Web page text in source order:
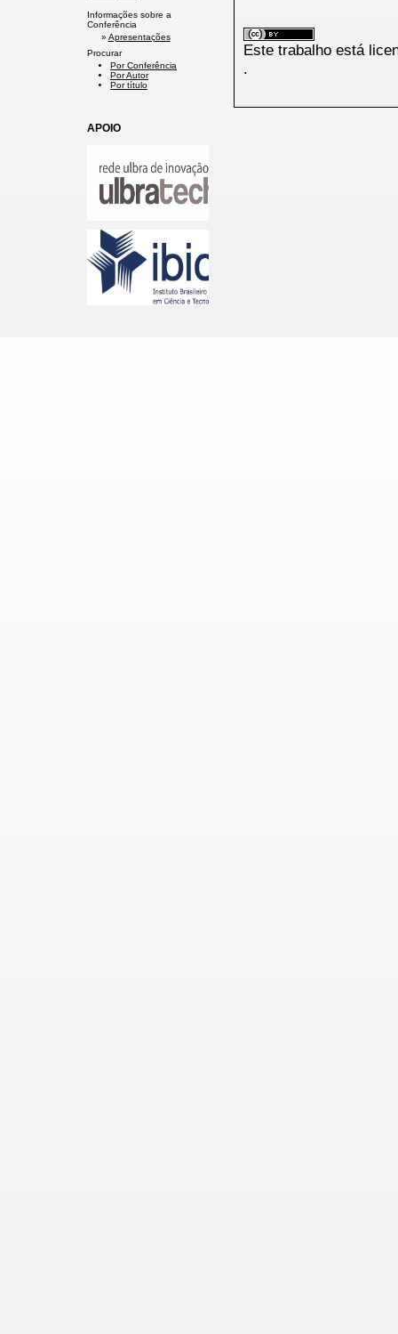
Informações sobre a
Conferência
» Apresentações
Procurar
Por Conferência
Por Autor
Por título
APOIO
Este trabalho está
.